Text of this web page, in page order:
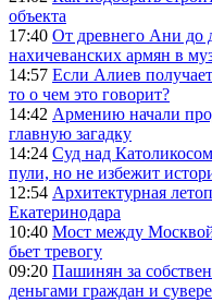
объекта
17:40 От древнего Ани до
нахичеванских армян в
14:57 Если Алиев
то о чем это говорит?
14:42 Армению начали
главную загадку
14:24 Суд над
пули, но не избежит
12:54 Архитектурная
Екатеринодара
10:40 Мост между
бьет тревогу
09:20 Пашинян за
деньгами граждан и